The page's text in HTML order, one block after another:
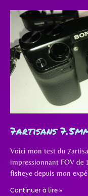
7artisans
Voici mon test du
impressionnant FOV de
fisheye depuis mon
Continuer à lire »